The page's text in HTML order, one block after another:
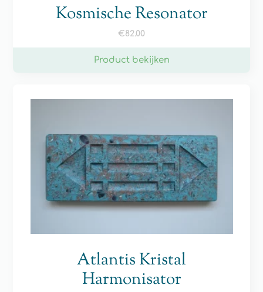
Kosmische Resonator
€82.00
Product bekijken
Atlantis Kristal
Harmonisator